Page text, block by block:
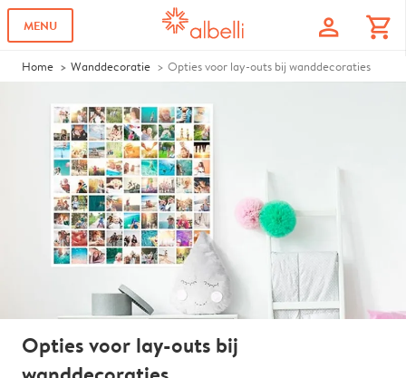
MENU profile shopping_cart
Home Wanddecoratie Opties voor lay-outs bij wanddecoraties
Opties voor lay-outs bij